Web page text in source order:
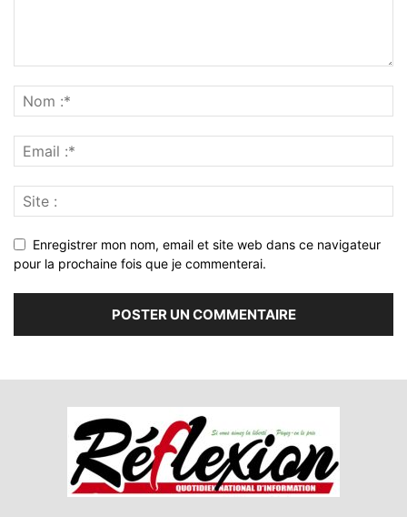
Enregistrer mon nom, email et site web dans ce navigateur
pour la prochaine fois que je commenterai.